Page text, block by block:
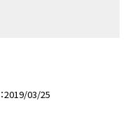
2019/03/25